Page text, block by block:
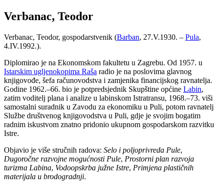
Verbanac, Teodor
Verbanac, Teodor, gospodarstvenik (Barban, 27.V.1930. – Pula,
4.IV.1992.).
Diplomirao je na Ekonomskom fakultetu u Zagrebu. Od 1957. u
Istarskim ugljenokopima Raša radio je na poslovima glavnog
knjigovođe, šefa računovodstva i zamjenika financijskog ravnatelja.
Godine 1962.–66. bio je potpredsjednik Skupštine općine Labin,
zatim voditelj plana i analize u labinskom Istratransu, 1968.–73. viši
samostalni suradnik u Zavodu za ekonomiku u Puli, potom ravnatelj
Službe društvenog knjigovodstva u Puli, gdje je svojim bogatim
radnim iskustvom znatno pridonio ukupnom gospodarskom razvitku
Istre.
Objavio je više stručnih radova: Selo i poljoprivreda Pule,
Dugoročne razvojne mogućnosti Pule, Prostorni plan razvoja
turizma Labina, Vodoopskrba južne Istre, Primjena plastičnih
materijala u brodogradnji.